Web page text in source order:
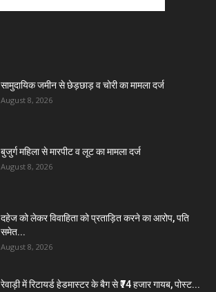
सामुदायिक जमीन से छेड़छाड़ व चोरी का मामला दर्ज
August 8, 2026
बुजुर्ग महिला से मारपीट व लूट का मामला दर्ज
August 8, 2026
दहेज को लेकर विवाहिता को प्रताड़ित करने का आरोप, पति
समेत...
August 8, 2026
रेवाड़ी में रिटायर्ड हेडमास्टर के बैग से ₹74 हजार गायब, पोस्ट...